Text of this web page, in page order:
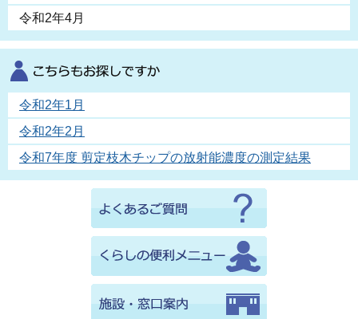
令和2年4月
令和2年1月
令和2年2月
令和7年度 剪定枝木チップの放射能濃度の測定結果